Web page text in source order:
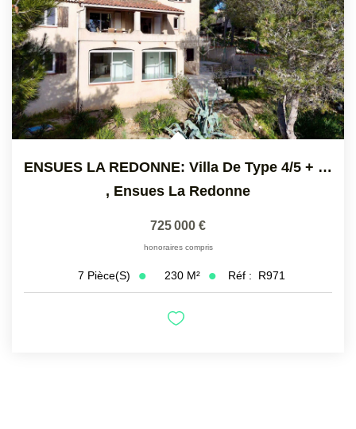
ENSUES LA REDONNE: Villa De Type 4/5 + T 3 Indépendant De...
, Ensues La Redonne
725 000 €
honoraires compris
7 Pièce(s) 230 M² Réf : R971